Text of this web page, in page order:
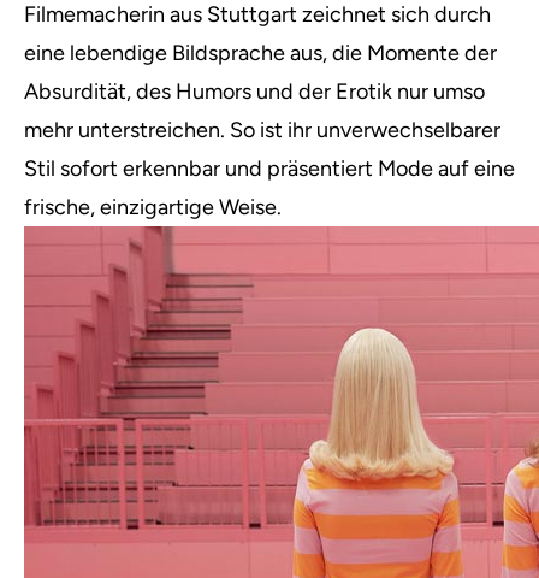
Filmemacherin aus Stuttgart zeichnet sich durch
eine lebendige Bildsprache aus, die Momente der
Absurdität, des Humors und der Erotik nur umso
mehr unterstreichen. So ist ihr unverwechselbarer
Stil sofort erkennbar und präsentiert Mode auf eine
frische, einzigartige Weise.